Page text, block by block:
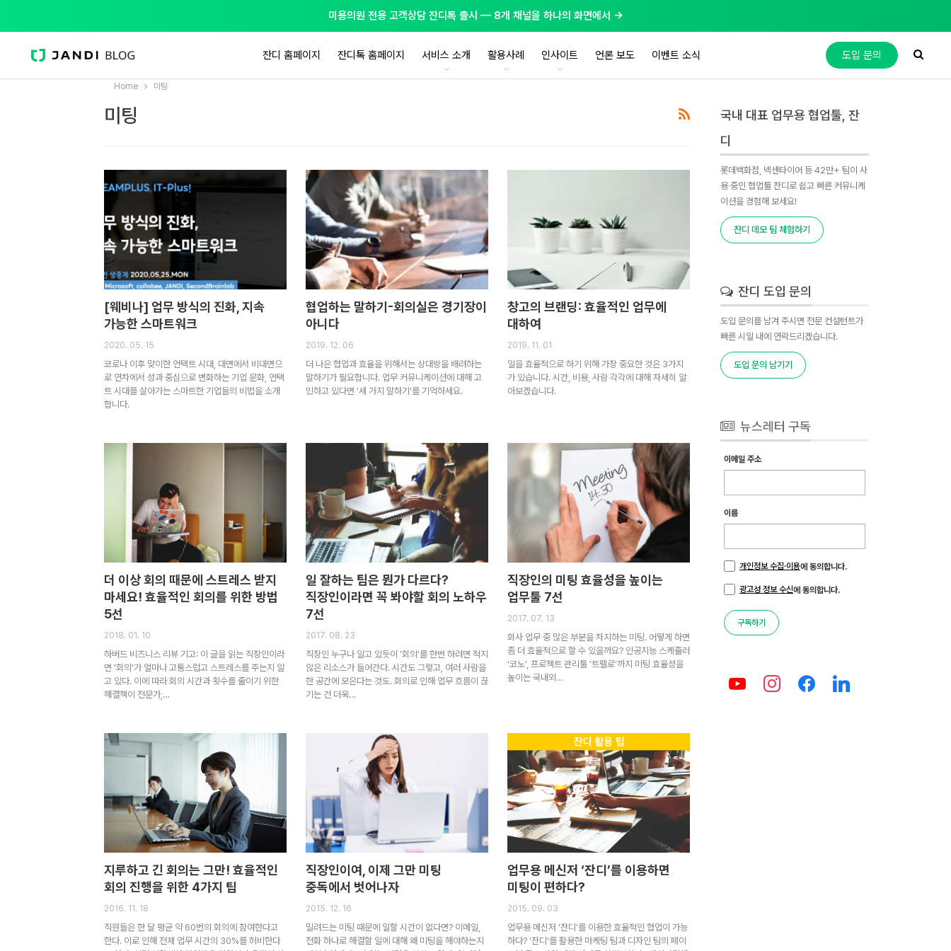
미용의원 전용 고객상담 잔디톡 출시 — 8개 채널을 하나의 화면에서 →
도입 문의
잔디 홈페이지 잔디톡 홈페이지 서비스 소개 활용사례 인사이트 언론 보도 이벤트 소식
Home 미팅
미팅
[웨비나] 업무 방식의 진화, 지속
가능한 스마트워크
2020. 05. 15
코로나 이후 맞이한 언택트 시대, 대면에서 비대면으
로 연차에서 성과 중심으로 변화하는 기업 문화, 언택
트 시대를 살아가는 스마트한 기업들의 비법을 소개
합니다.
협업하는 말하기-회의실은 경기장이
아니다
2019. 12. 06
더 나은 협업과 효율을 위해서는 상대방을 배려하는
말하기가 필요합니다. 업무 커뮤니케이션에 대해 고
민하고 있다면 '세 가지 말하기'를 기억하세요.
창고의 브랜딩: 효율적인 업무에
대하여
2019. 11. 01
일을 효율적으로 하기 위해 가장 중요한 것은 3가지
가 있습니다. 시간, 비용, 사람 각각에 대해 자세히 알
아보겠습니다.
더 이상 회의 때문에 스트레스 받지
마세요! 효율적인 회의를 위한 방법
5선
2018. 01. 10
하버드 비즈니스 리뷰 기고: 이 글을 읽는 직장인이라
면 '회의'가 얼마나 고통스럽고 스트레스를 주는지 알
고 있다. 이에 따라 회의 시간과 횟수를 줄이기 위한
해결책이 전문가,…
일 잘하는 팀은 뭔가 다르다?
직장인이라면 꼭 봐야할 회의 노하우
7선
2017. 08. 23
직장인 누구나 알고 있듯이 '회의'를 한번 하려면 적지
않은 리소스가 들어간다. 시간도 그렇고, 여러 사람을
한 공간에 모은다는 것도. 회의로 인해 업무 흐름이 끊
기는 건 더욱…
직장인의 미팅 효율성을 높이는
업무툴 7선
2017. 07. 13
회사 업무 중 많은 부분을 차지하는 미팅. 어떻게 하면
좀 더 효율적으로 할 수 있을까요? 인공지능 스케줄러
'코노', 프로젝트 관리툴 '트렐로'까지 미팅 효율성을
높이는 국내외…
지루하고 긴 회의는 그만! 효율적인
회의 진행을 위한 4가지 팁
2016. 11. 18
직원들은 한 달 평균 약 60번의 회의에 참여한다고
한다. 이로 인해 전체 업무 시간의 30%를 허비한다
직장인이여, 이제 그만 미팅
중독에서 벗어나자
2015. 12. 16
밀려드는 미팅 때문에 일할 시간이 없다면? 이메일,
전화 하나로 해결할 일에 대해 왜 미팅을 해야하는지
업무용 메신저 ‘잔디’를 이용하면
미팅이 편하다?
2015. 09. 03
업무용 메신저 '잔디'를 이용한 효율적인 협업이 가능
하다? '잔디'를 활용한 마케팅 팀과 디자인 팀의 페이
국내 대표 업무용 협업툴, 잔
디
롯데백화점, 넥센타이어 등 42만+ 팀이 사
용 중인 협업툴 잔디로 쉽고 빠른 커뮤니케
이션을 경험해 보세요!
잔디 데모 팀 체험하기
잔디 도입 문의
도입 문의를 남겨 주시면 전문 컨설턴트가
빠른 시일 내에 연락드리겠습니다.
도입 문의 남기기
뉴스레터 구독
이메일 주소
이름
개인정보 수집·이용에 동의합니다.
광고성 정보 수신에 동의합니다.
구독하기